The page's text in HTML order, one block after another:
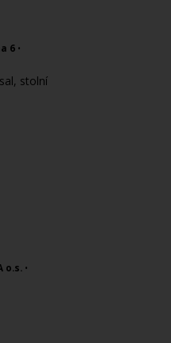
6 •
stolní
o.s. •